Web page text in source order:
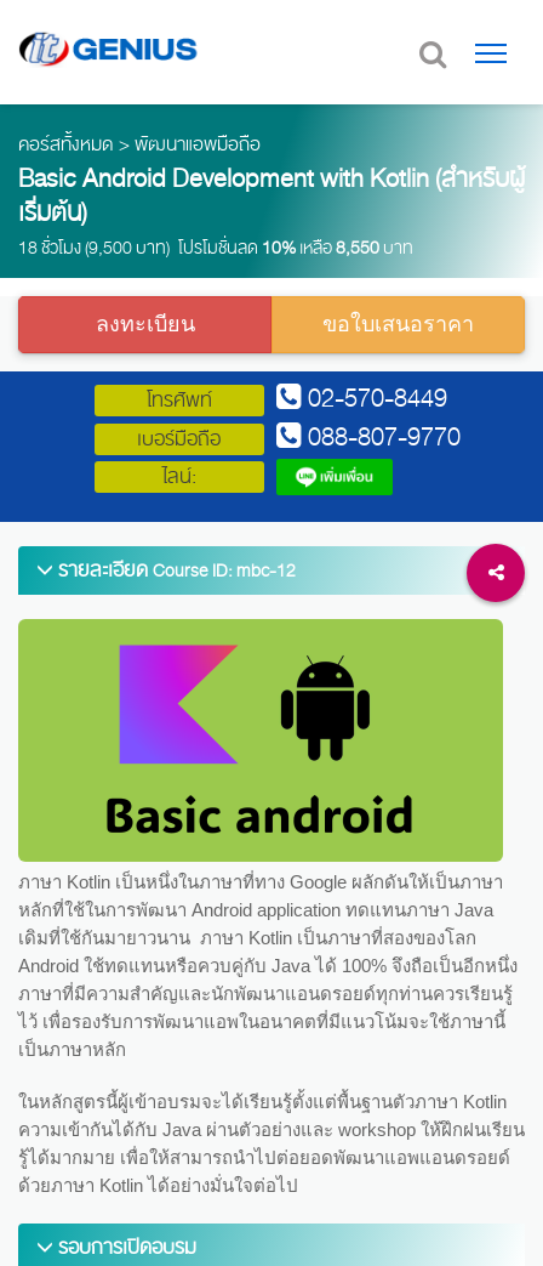
คอร์สทั้งหมด >พัฒนาแอพมือถือ
Basic Android Development with Kotlin (สำหรับผู้
เริ่มต้น)
18 ชั่วโมง (9,500 บาท) โปรโมชั่นลด 10%เหลือ8,550บาท
ลงทะเบียน ขอใบเสนอราคา
โทรศัพท์ 02-570-8449
เบอร์มือถือ 088-807-9770
ไลน์:
รายละเอียดCourse ID: mbc-12
ภาษา Kotlin เป็นหนึ่งในภาษาที่ทาง Google ผลักดันให้เป็นภาษา
หลักที่ใช้ในการพัฒนา Android application ทดแทนภาษา Java
เดิมที่ใช้กันมายาวนาน ภาษา Kotlin เป็นภาษาที่สองของโลก
Android ใช้ทดแทนหรือควบคู่กับ Java ได้ 100% จึงถือเป็นอีกหนึ่ง
ภาษาที่มีความสำคัญและนักพัฒนาแอนดรอยด์ทุกท่านควรเรียนรู้
ไว้ เพื่อรองรับการพัฒนาแอพในอนาคตที่มีแนวโน้มจะใช้ภาษานี้
เป็นภาษาหลัก
ในหลักสูตรนี้ผู้เข้าอบรมจะได้เรียนรู้ตั้งแต่พื้นฐานตัวภาษา Kotlin
ความเข้ากันได้กับ Java ผ่านตัวอย่างและ workshop ให้ฝึกฝนเรียน
รู้ได้มากมาย เพื่อให้สามารถนำไปต่อยอดพัฒนาแอพแอนดรอยด์
ด้วยภาษา Kotlin ได้อย่างมั่นใจต่อไป
รอบการเปิดอบรม